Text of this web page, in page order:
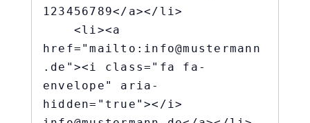
123456789</a></li>
href="mailto:info@mustermann
.de"><i class="fa fa-
envelope" aria-
hidden="true"></i>